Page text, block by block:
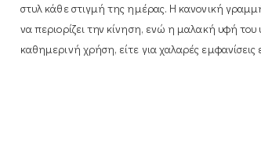
στυλ κάθε στιγμή της ημέρας. Η κανονική
να περιορίζει την κίνηση, ενώ η μαλακή υφή του
καθημερινή χρήση, είτε για χαλαρές εμφανίσεις